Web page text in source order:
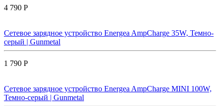
4 790 Р
Сетевое зарядное устройство Energea AmpCharge 35W, Темно-
серый | Gunmetal
1 790 Р
Сетевое зарядное устройство Energea AmpCharge MINI 100W,
Темно-серый | Gunmetal